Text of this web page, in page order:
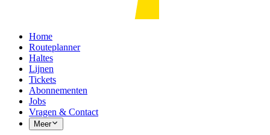
Home
Routeplanner
Haltes
Lijnen
Tickets
Abonnementen
Jobs
Vragen & Contact
Meer